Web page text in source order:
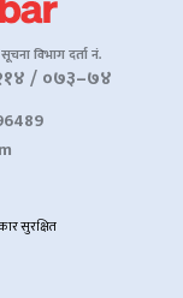
सूचना विभाग दर्ता नं.
/ ०७३–७४
सुरक्षित